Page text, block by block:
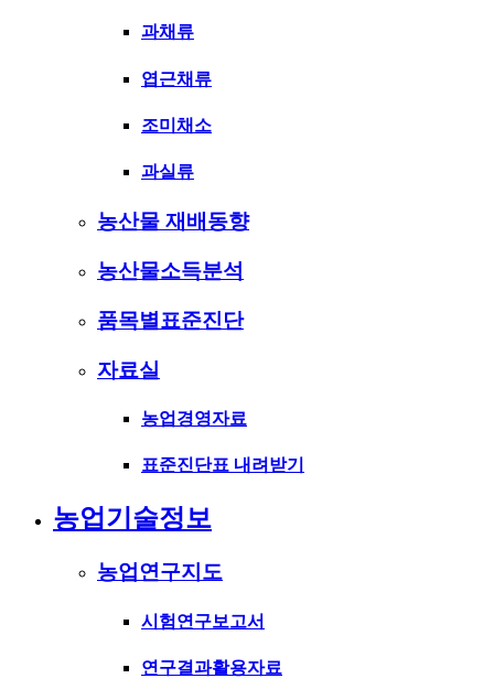
과채류
엽근채류
조미채소
과실류
농산물 재배동향
농산물소득분석
품목별표준진단
자료실
농업경영자료
표준진단표 내려받기
농업기술정보
농업연구지도
시험연구보고서
연구결과활용자료